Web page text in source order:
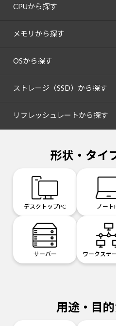
CPUから探す
メモリから探す
OSから探す
ストレージ（SSD）から探す
リフレッシュレートから探す
形状・タイ
デスクトップPC ノート
サーバー ワークステ
用途・目